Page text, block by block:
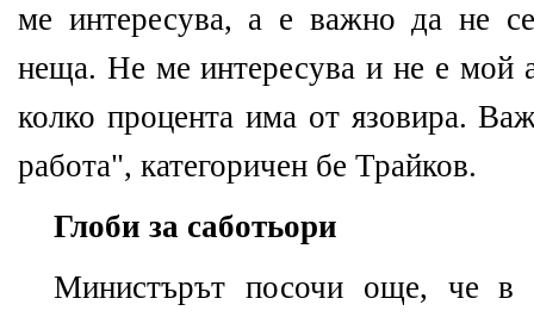
ме интересува, а е важно да не
неща. Не ме интересува и не е мой
колко процента има от язовира.
работа", категоричен бе Трайков.
Глоби за саботьори
Министърът посочи още, че в